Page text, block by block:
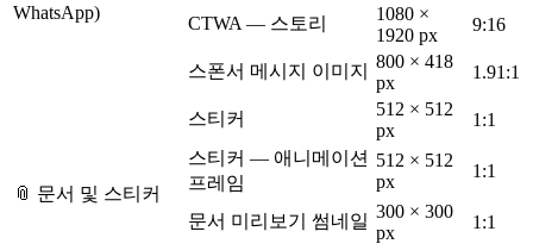
WhatsApp)
CTWA — 스토리
1080 ×
1920 px
9:16
스폰서 메시지 이미지
800 × 418
px
1.91:1
📎 문서 및 스티커
스티커
512 × 512
px
1:1
스티커 — 애니메이션
프레임
512 × 512
px
1:1
문서 미리보기 썸네일 300 × 300
px
1:1